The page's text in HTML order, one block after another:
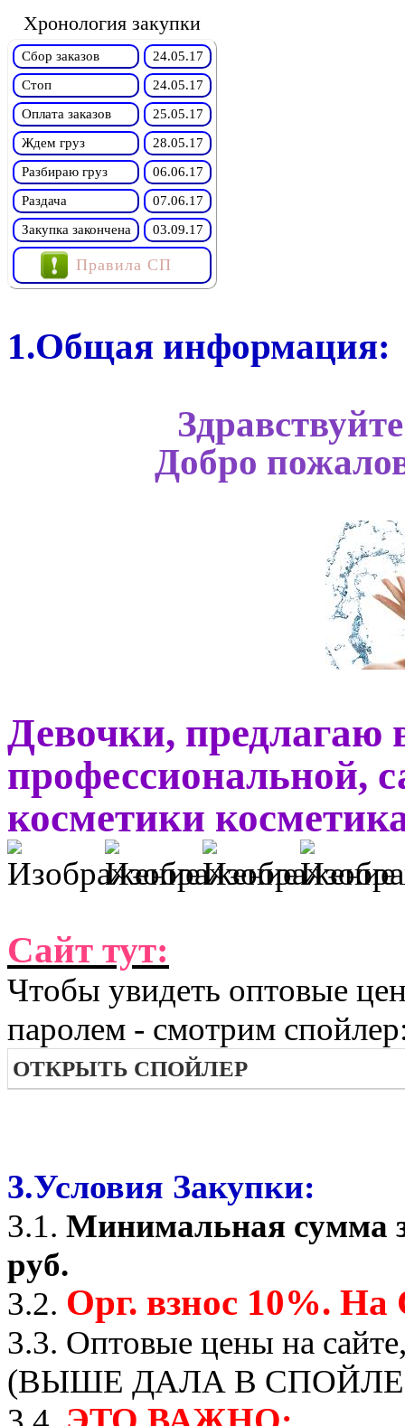
Хронология закупки
Сбор заказов
24.05.17
Стоп
24.05.17
Оплата заказов
25.05.17
Ждем груз
28.05.17
Разбираю груз
06.06.17
Раздача
07.06.17
Закупка закончена
03.09.17
Правила СП
1.Общая информация:
Добро
Девочки, предлагаю
профессиональной,
косметики
Сайт тут:
Чтобы увидеть оптовые
паролем - смотрим
ОТКРЫТЬ СПОЙЛЕР
3.Условия Закупки:
3.1. Минимальная сумма
руб.
3.2. Орг. взнос 10%.
3.3. Оптовые цены на
(ВЫШЕ ДАЛА В